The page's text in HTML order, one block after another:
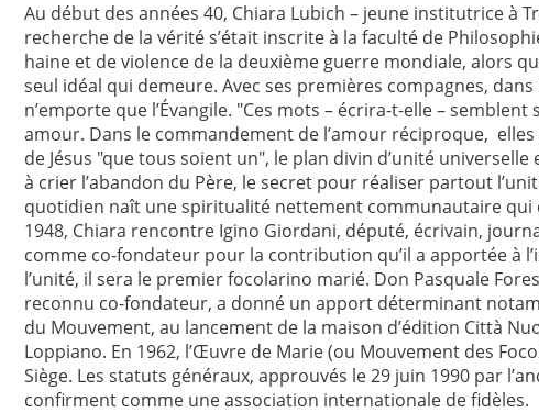
Au début des années 40, Chiara Lubich – jeune institutrice à
recherche de la vérité s’était inscrite à la faculté de
haine et de violence de la deuxième guerre mondiale, alors
seul idéal qui demeure. Avec ses premières compagnes,
n’emporte que l’Évangile. "Ces mots – écrira-t-elle –
amour. Dans le commandement de l’amour réciproque,
de Jésus "que tous soient un", le plan divin d’unité
à crier l’abandon du Père, le secret pour réaliser partout
quotidien naît une spiritualité nettement communautaire qui
1948, Chiara rencontre Igino Giordani, député, écrivain,
comme co-fondateur pour la contribution qu’il a apportée à
l’unité, il sera le premier focolarino marié. Don Pasquale
reconnu co-fondateur, a donné un apport déterminant
du Mouvement, au lancement de la maison d’édition Città
Loppiano. En 1962, l’Œuvre de Marie (ou Mouvement des
Siège. Les statuts généraux, approuvés le 29 juin 1990 par
confirment comme une association internationale de fidèles.